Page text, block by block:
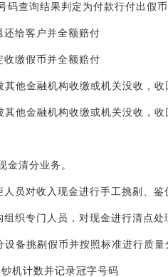
码查询结果判定为付款行付出假币
还给客户并全额赔付
收缴假币并全额赔付
其他金融机构收缴或机关没收，
其他金融机构收缴或机关没收，
金清分业务。
人员对收入现金进行手工挑剔、鉴
组织专门人员，对现金进行清点处
设备挑剔假币并按照标准进行质量
机计数并记录冠字号码